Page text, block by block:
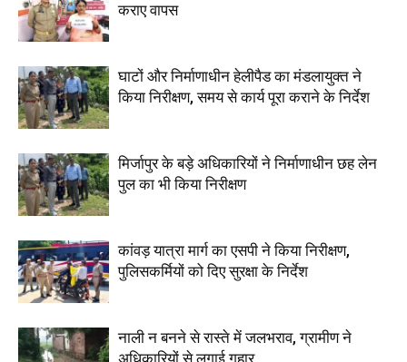
कराए वापस
घाटों और निर्माणाधीन हेलीपैड का मंडलायुक्त ने
किया निरीक्षण, समय से कार्य पूरा कराने के निर्देश
मिर्जापुर के बड़े अधिकारियों ने निर्माणाधीन छह लेन
पुल का भी किया निरीक्षण
कांवड़ यात्रा मार्ग का एसपी ने किया निरीक्षण,
पुलिसकर्मियों को दिए सुरक्षा के निर्देश
नाली न बनने से रास्ते में जलभराव, ग्रामीण ने